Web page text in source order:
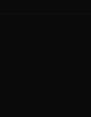
Carrer Conradors,
Poligono